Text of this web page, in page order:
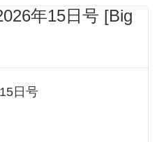
年15日号 [Big
日号